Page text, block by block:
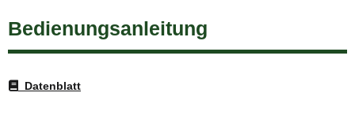
Bedienungsanleitung
Datenblatt